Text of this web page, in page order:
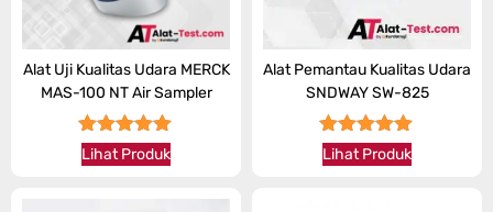
Alat Uji Kualitas Udara MERCK
MAS-100 NT Air Sampler
★★★★★
Lihat Produk
Alat Pemantau Kualitas Udara
SNDWAY SW-825
★★★★★
Lihat Produk